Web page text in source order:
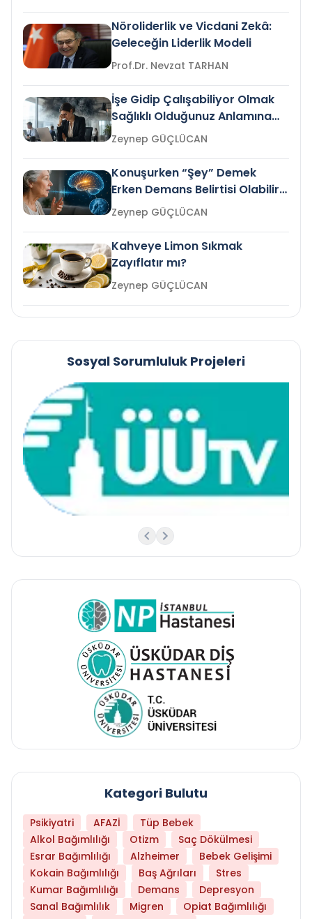
Nöroliderlik ve Vicdani Zekâ:
Geleceğin Liderlik Modeli
Prof.Dr. Nevzat TARHAN
İşe Gidip Çalışabiliyor Olmak
Sağlıklı Olduğunuz Anlamına
Gelir mi?Zeynep GÜÇLÜCAN
Konuşurken “Şey” Demek
Erken Demans Belirtisi Olabilir
mi?
Zeynep GÜÇLÜCAN
Kahveye Limon Sıkmak
Zayıflatır mı?
Zeynep GÜÇLÜCAN
Sosyal Sorumluluk Projeleri
Kategori Bulutu
Psikiyatri AFAZİ
Tüp Bebek
Alkol Bağımlılığı
Otizm
Saç Dökülmesi
Esrar Bağımlılığı
Alzheimer
Bebek Gelişimi
Kokain Bağımlılığı
Baş Ağrıları
Stres
Kumar Bağımlılığı
Demans
Depresyon
Sanal Bağımlılık
Migren
Opiat Bağımlılığı